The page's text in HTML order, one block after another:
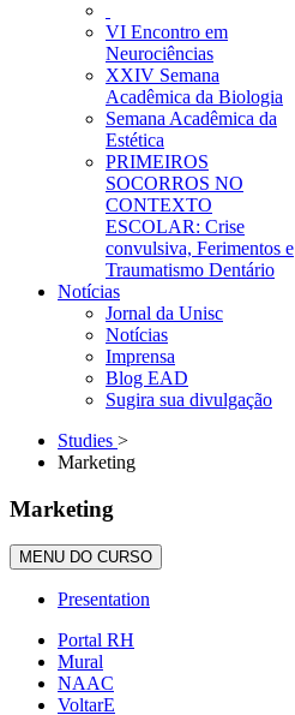
VI Encontro em
Neurociências
XXIV Semana
Acadêmica da Biologia
Semana Acadêmica da
Estética
PRIMEIROS
SOCORROS NO
CONTEXTO
ESCOLAR: Crise
convulsiva, Ferimentos e
Traumatismo Dentário
Notícias
Jornal da Unisc
Notícias
Imprensa
Blog EAD
Sugira sua divulgação
Studies >
Marketing
Marketing
MENU DO CURSO
Presentation
Portal RH
Mural
NAAC
VoltarE